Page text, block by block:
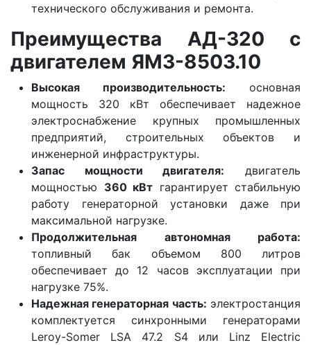
технического обслуживания и ремонта.
Преимущества АД-320 с
двигателем ЯМЗ-8503.10
Высокая производительность: основная
мощность 320 кВт обеспечивает надежное
электроснабжение крупных промышленных
предприятий, строительных объектов и
инженерной инфраструктуры.
Запас мощности двигателя: двигатель
мощностью 360 кВт гарантирует стабильную
работу генераторной установки даже при
максимальной нагрузке.
Продолжительная автономная работа:
топливный бак объемом 800 литров
обеспечивает до 12 часов эксплуатации при
нагрузке 75%.
Надежная генераторная часть: электростанция
комплектуется синхронными генераторами
Leroy-Somer LSA 47.2 S4 или Linz Electric